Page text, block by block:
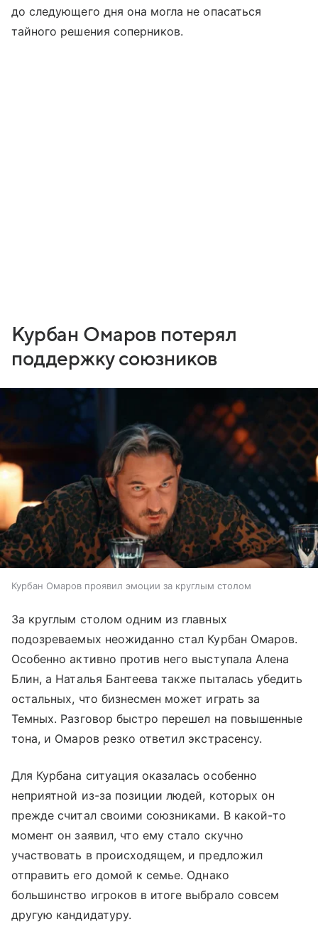
до следующего дня она могла не опасаться
тайного решения соперников.
Курбан Омаров потерял
поддержку союзников
Курбан Омаров проявил эмоции за круглым столом
За круглым столом одним из главных
подозреваемых неожиданно стал Курбан Омаров.
Особенно активно против него выступала Алена
Блин, а Наталья Бантеева также пыталась убедить
остальных, что бизнесмен может играть за
Темных. Разговор быстро перешел на повышенные
тона, и Омаров резко ответил экстрасенсу.
Для Курбана ситуация оказалась особенно
неприятной из-за позиции людей, которых он
прежде считал своими союзниками. В какой-то
момент он заявил, что ему стало скучно
участвовать в происходящем, и предложил
отправить его домой к семье. Однако
большинство игроков в итоге выбрало совсем
другую кандидатуру.